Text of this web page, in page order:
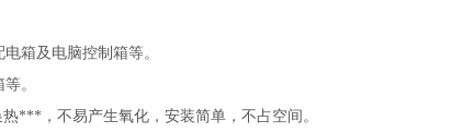
箱及电脑控制箱等。
。
***，不易产生氧化，安装简单，不占空间。